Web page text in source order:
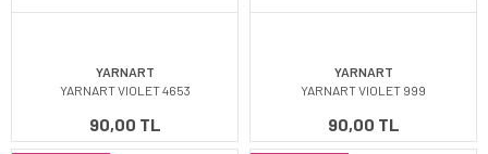
YARNART
YARNART VIOLET 4653
90,00 TL
YARNART
YARNART VIOLET 999
90,00 TL